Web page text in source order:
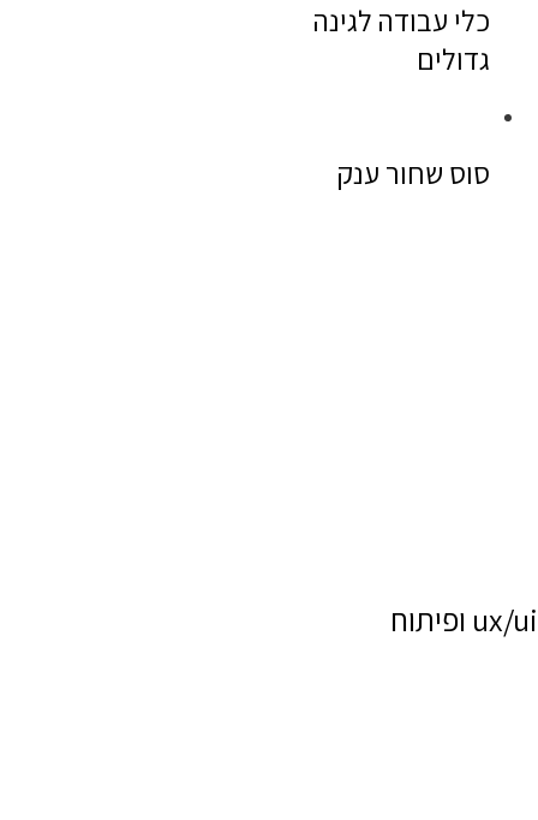
כלי עבודה לגינה
גדולים
סוס שחור ענק
ux/ui ופיתוח